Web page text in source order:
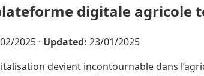
digitale agricole
2025 · Updated: 23/01/2025
devient incontournable dans